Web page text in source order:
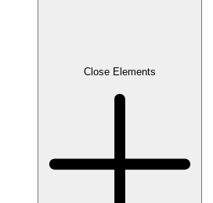
Close Elements